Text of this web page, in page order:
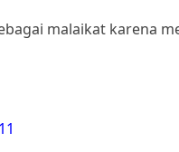
malaikat karena